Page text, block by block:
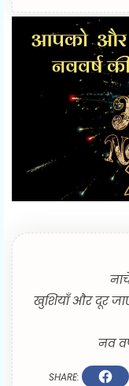
खुशियाँ और दूर
नव
SHARE: